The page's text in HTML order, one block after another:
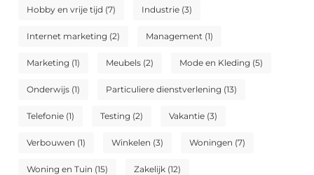
Hobby en vrije tijd (7) Industrie (3)
Internet marketing (2) Management (1)
Marketing (1) Meubels (2) Mode en Kleding (5)
Onderwijs (1) Particuliere dienstverlening (13)
Telefonie (1) Testing (2) Vakantie (3)
Verbouwen (1) Winkelen (3) Woningen (7)
Woning en Tuin (15) Zakelijk (12)